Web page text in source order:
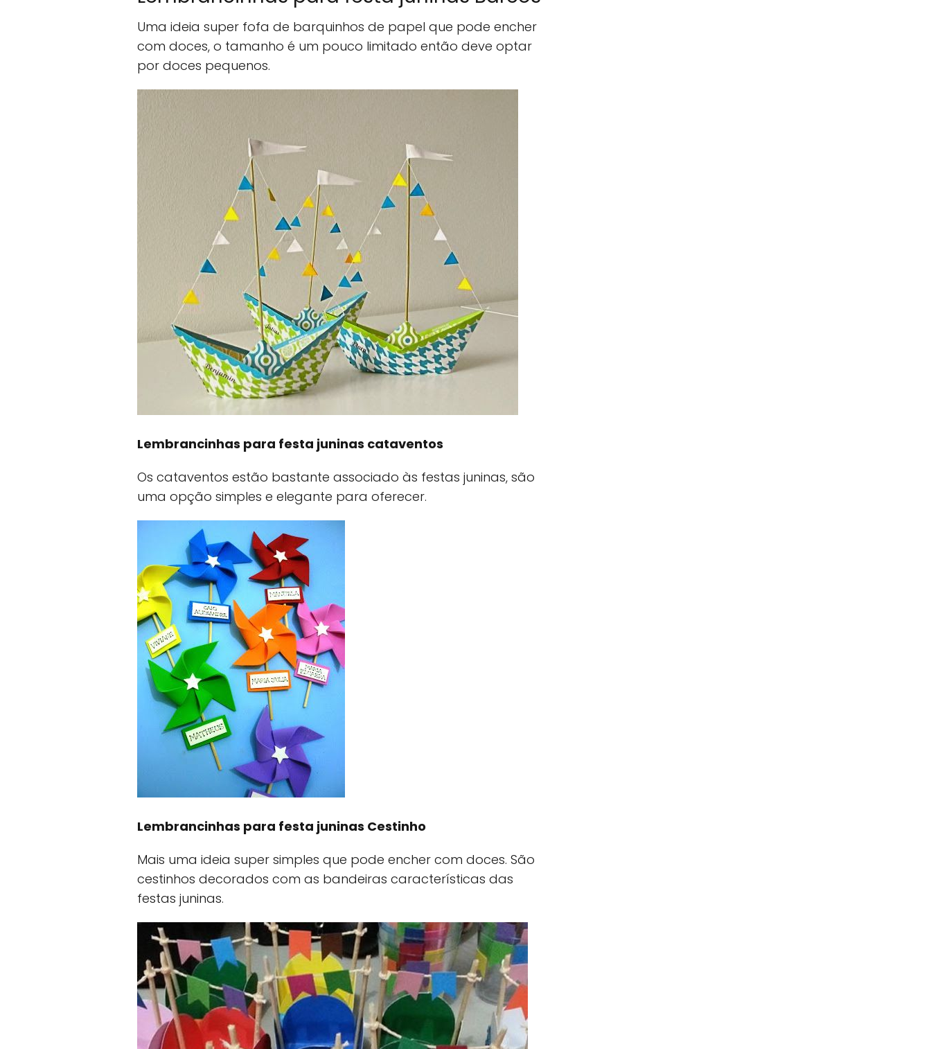
Uma ideia super fofa de barquinhos de papel que pode encher
com doces, o tamanho é um pouco limitado então deve optar
por doces pequenos.
Lembrancinhas para festa juninas cataventos
Os cataventos estão bastante associado às festas juninas, são
uma opção simples e elegante para oferecer.
Lembrancinhas para festa juninas Cestinho
Mais uma ideia super simples que pode encher com doces. São
cestinhos decorados com as bandeiras características das
festas juninas.